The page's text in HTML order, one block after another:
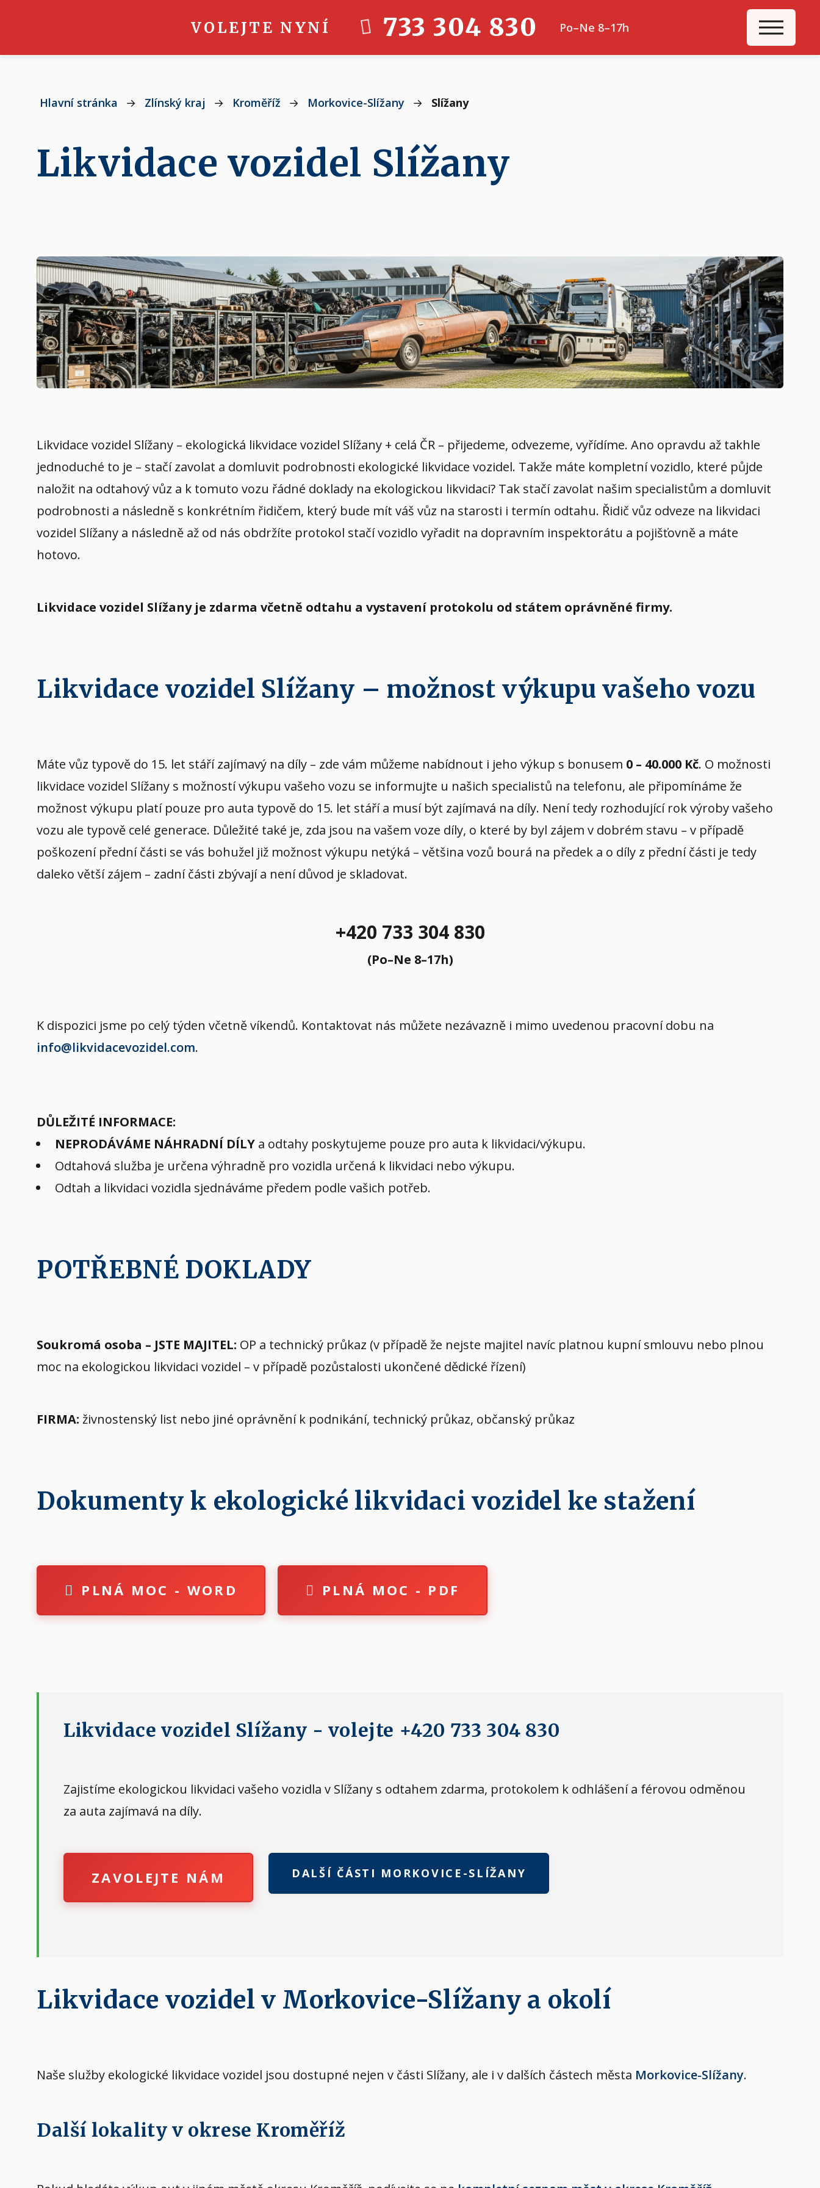
VOLEJTE NYNÍ 733 304 830 Po–Ne 8–17h
Hlavní stránka → Zlínský kraj → Kroměříž → Morkovice-Slížany → Slížany
Likvidace vozidel Slížany
Likvidace vozidel Slížany – ekologická likvidace vozidel Slížany + celá ČR – přijedeme, odvezeme, vyřídíme. Ano opravdu až takhle
jednoduché to je – stačí zavolat a domluvit podrobnosti ekologické likvidace vozidel. Takže máte kompletní vozidlo, které půjde
naložit na odtahový vůz a k tomuto vozu řádné doklady na ekologickou likvidaci? Tak stačí zavolat našim specialistům a domluvit
podrobnosti a následně s konkrétním řidičem, který bude mít váš vůz na starosti i termín odtahu. Řidič vůz odveze na likvidaci
vozidel Slížany a následně až od nás obdržíte protokol stačí vozidlo vyřadit na dopravním inspektorátu a pojišťovně a máte
hotovo.
Likvidace vozidel Slížany je zdarma včetně odtahu a vystavení protokolu od státem oprávněné firmy.
Likvidace vozidel Slížany – možnost výkupu vašeho vozu
Máte vůz typově do 15. let stáří zajímavý na díly – zde vám můžeme nabídnout i jeho výkup s bonusem 0 – 40.000 Kč. O možnosti
likvidace vozidel Slížany s možností výkupu vašeho vozu se informujte u našich specialistů na telefonu, ale připomínáme že
možnost výkupu platí pouze pro auta typově do 15. let stáří a musí být zajímavá na díly. Není tedy rozhodující rok výroby vašeho
vozu ale typově celé generace. Důležité také je, zda jsou na vašem voze díly, o které by byl zájem v dobrém stavu – v případě
poškození přední části se vás bohužel již možnost výkupu netýká – většina vozů bourá na předek a o díly z přední části je tedy
daleko větší zájem – zadní části zbývají a není důvod je skladovat.
+420 733 304 830
(Po–Ne 8–17h)
K dispozici jsme po celý týden včetně víkendů. Kontaktovat nás můžete nezávazně i mimo uvedenou pracovní dobu na
info@likvidacevozidel.com.
DŮLEŽITÉ INFORMACE:
NEPRODÁVÁME NÁHRADNÍ DÍLY a odtahy poskytujeme pouze pro auta k likvidaci/výkupu.
Odtahová služba je určena výhradně pro vozidla určená k likvidaci nebo výkupu.
Odtah a likvidaci vozidla sjednáváme předem podle vašich potřeb.
POTŘEBNÉ DOKLADY
Soukromá osoba – JSTE MAJITEL: OP a technický průkaz (v případě že nejste majitel navíc platnou kupní smlouvu nebo plnou
moc na ekologickou likvidaci vozidel – v případě pozůstalosti ukončené dědické řízení)
FIRMA: živnostenský list nebo jiné oprávnění k podnikání, technický průkaz, občanský průkaz
Dokumenty k ekologické likvidaci vozidel ke stažení
PLNÁ MOC - WORD PLNÁ MOC - PDF
Likvidace vozidel Slížany - volejte +420 733 304 830
Zajistíme ekologickou likvidaci vašeho vozidla v Slížany s odtahem zdarma, protokolem k odhlášení a férovou odměnou
za auta zajímavá na díly.
ZAVOLEJTE NÁM DALŠÍ ČÁSTI MORKOVICE-SLÍŽANY
Likvidace vozidel v Morkovice-Slížany a okolí
Naše služby ekologické likvidace vozidel jsou dostupné nejen v části Slížany, ale i v dalších částech města Morkovice-Slížany.
Další lokality v okrese Kroměříž